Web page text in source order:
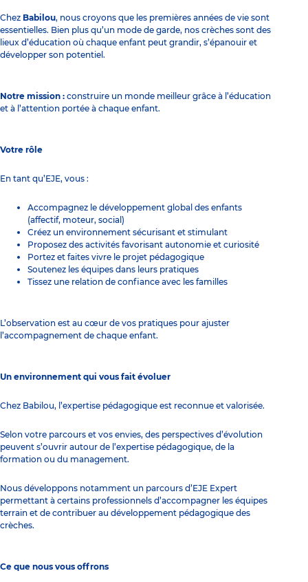
Chez Babilou, nous croyons que les premières années de vie sont
essentielles. Bien plus qu’un mode de garde, nos crèches sont des
lieux d’éducation où chaque enfant peut grandir, s’épanouir et
développer son potentiel.
Notre mission : construire un monde meilleur grâce à l’éducation
et à l’attention portée à chaque enfant.
Votre rôle
En tant qu’EJE, vous :
Accompagnez le développement global des enfants
(affectif, moteur, social)
Créez un environnement sécurisant et stimulant
Proposez des activités favorisant autonomie et curiosité
Portez et faites vivre le projet pédagogique
Soutenez les équipes dans leurs pratiques
Tissez une relation de confiance avec les familles
L’observation est au cœur de vos pratiques pour ajuster
l’accompagnement de chaque enfant.
Un environnement qui vous fait évoluer
Chez Babilou, l’expertise pédagogique est reconnue et valorisée.
Selon votre parcours et vos envies, des perspectives d’évolution
peuvent s’ouvrir autour de l’expertise pédagogique, de la
formation ou du management.
Nous développons notamment un parcours d’EJE Expert
permettant à certains professionnels d’accompagner les équipes
terrain et de contribuer au développement pédagogique des
crèches.
Ce que nous vous offrons